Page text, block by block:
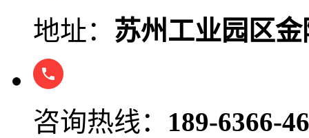
地址： 苏州工业园区
咨询热线： 189-6366-